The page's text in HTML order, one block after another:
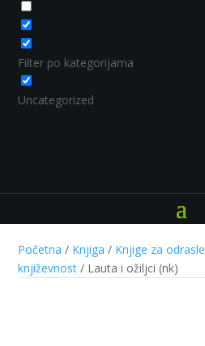
Filter po kategorijama
Uncategorized
Početna / Knjiga / Knjige za odrasle
književnost / Lauta i ožiljci (nk)